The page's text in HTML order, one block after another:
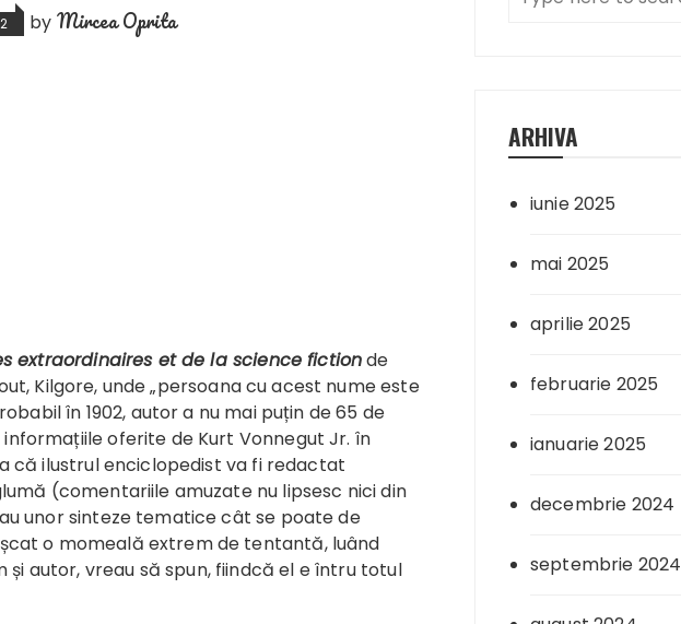
by Mircea Oprita
extraordinaires et de la science fictionde
Kilgore, unde „persoana cu acest nume este
în 1902, autor a nu mai puțin de 65 de
oferite de Kurt Vonnegut Jr. în
că ilustrul enciclopedist va fi redactat
(comentariile amuzate nu lipsesc nici din
unor sinteze tematice cât se poate de
o momeală extrem de tentantă, luând
autor, vreau să spun, fiindcă el e întru totul
ARHIVA
iunie 2025
mai 2025
aprilie 2025
februarie 2025
ianuarie 2025
decembrie 2024
septembrie 2024